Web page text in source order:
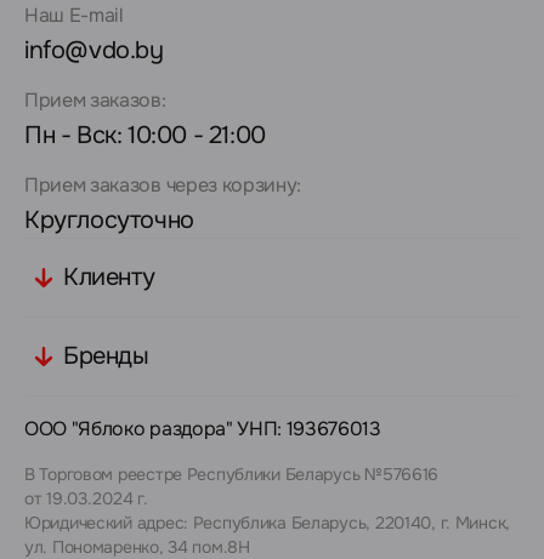
Наш E-mail
info@vdo.by
Прием заказов:
Пн - Вск: 10:00 - 21:00
Прием заказов через корзину:
Круглосуточно
Клиенту
Бренды
ООО "Яблоко раздора" УНП: 193676013
В Торговом реестре Республики Беларусь №576616
от 19.03.2024 г.
Юридический адрес: Республика Беларусь, 220140, г. Минск,
ул. Пономаренко, 34 пом.8Н